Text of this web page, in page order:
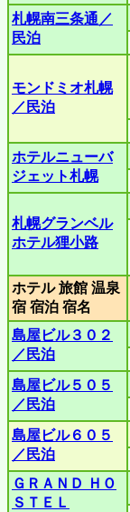
札幌南三条通／
民泊
モンドミオ札幌
／民泊
ホテルニューバ
ジェット札幌
札幌グランベル
ホテル狸小路
ホテル 旅館 温泉
宿 宿泊 宿名
島屋ビル３０２
／民泊
島屋ビル５０５
／民泊
島屋ビル６０５
／民泊
ＧＲＡＮＤ ＨＯ
ＳＴＥＬ